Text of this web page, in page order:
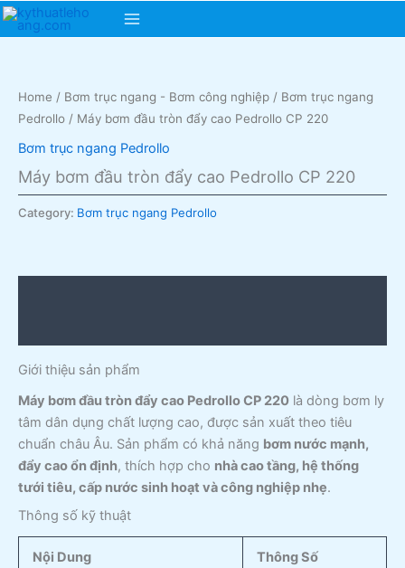
Skip
Main
Home / Bơm trục ngang - Bơm công nghiệp / Bơm trục ngang
Pedrollo / Máy bơm đầu tròn đẩy cao Pedrollo CP 220
Bơm trục ngang Pedrollo
Máy bơm đầu tròn đẩy cao Pedrollo CP 220
Category: Bơm trục ngang Pedrollo
Giới thiệu sản phẩm
Máy bơm đầu tròn đẩy cao Pedrollo CP 220 là dòng bơm ly
tâm dân dụng chất lượng cao, được sản xuất theo tiêu
chuẩn châu Âu. Sản phẩm có khả năng bơm nước mạnh,
đẩy cao ổn định, thích hợp cho nhà cao tầng, hệ thống
tưới tiêu, cấp nước sinh hoạt và công nghiệp nhẹ.
Thông số kỹ thuật
Nội Dung Thông Số